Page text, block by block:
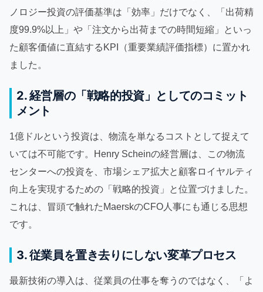
ノロジー投資の評価基準は「効率」だけでなく、「出荷精
度99.9%以上」や「注文から出荷までの時間短縮」といっ
た顧客価値に直結するKPI（重要業績評価指標）に置かれ
ました。
2. 経営層の「戦略的投資」としてのコミット
メント
1億ドルという投資は、物流を単なるコストとして捉えて
いては不可能です。Henry Scheinの経営層は、この物流
センターへの投資を、市場シェア拡大と顧客ロイヤルティ
向上を実現するための「戦略的投資」と位置づけました。
これは、冒頭で触れたMaerskのCFO人事にも通じる思想
です。
3. 従業員を置き去りにしない変革プロセス
最新技術の導入は、従業員の仕事を奪うのではなく、「よ